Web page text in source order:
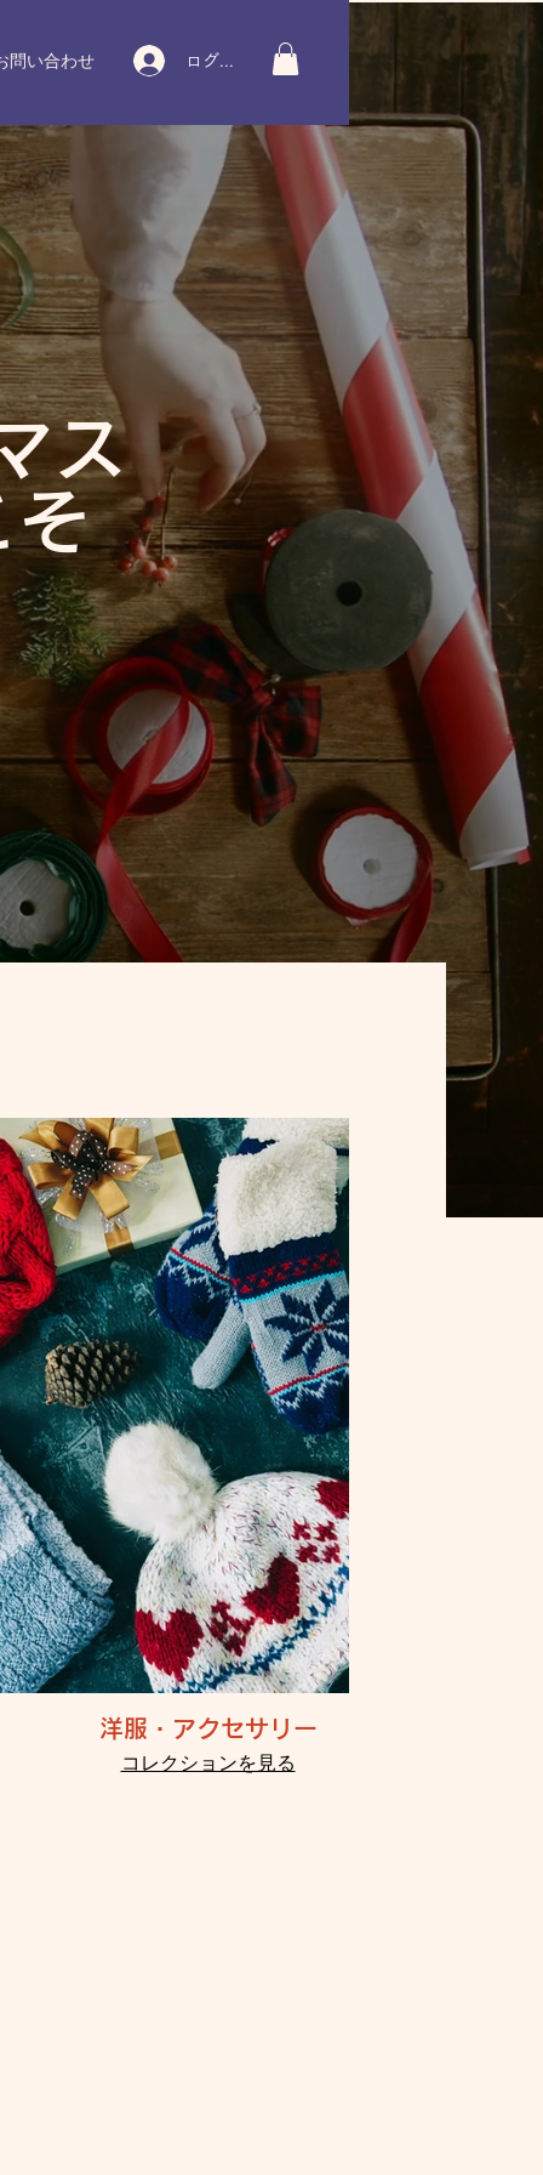
問い合わせ ログイン
ス
そ
洋服・アクセサリー
コレクションを見る